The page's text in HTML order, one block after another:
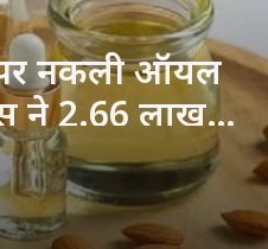
पर नकली ऑयल
ने 2.66 लाख